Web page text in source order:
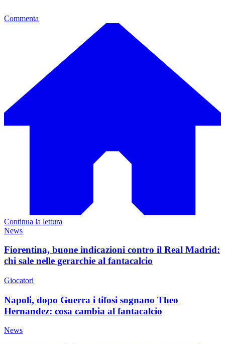
Commenta
Continua la lettura
News
Fiorentina, buone indicazioni contro il Real Madrid:
chi sale nelle gerarchie al fantacalcio
Giocatori
Napoli, dopo Guerra i tifosi sognano Theo
Hernandez: cosa cambia al fantacalcio
News